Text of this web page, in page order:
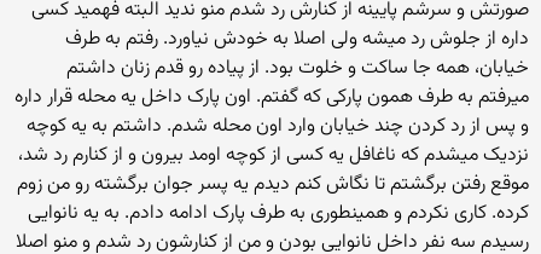
صورتش و سرشم پایینه از کنارش رد شدم منو ندید البته فهمید کسی
داره از جلوش رد میشه ولی اصلا به خودش نیاورد. رفتم به طرف
خیابان، همه جا ساکت و خلوت بود. از پیاده رو قدم زنان داشتم
میرفتم به طرف همون پارکی که گفتم. اون پارک داخل یه محله قرار داره
و پس از رد کردن چند خیابان وارد اون محله شدم. داشتم به یه کوچه
نزدیک میشدم که ناغافل یه کسی از کوچه اومد بیرون و از کنارم رد شد،
موقع رفتن برگشتم تا نگاش کنم دیدم یه پسر جوان برگشته رو من زوم
کرده. کاری نکردم و همینطوری به طرف پارک ادامه دادم. به یه نانوایی
رسیدم سه نفر داخل نانوایی بودن و من از کنارشون رد شدم و منو اصلا